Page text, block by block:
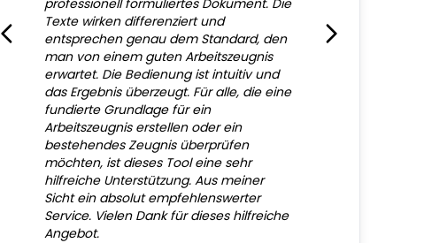
professionell formuliertes Dokument. Die
Texte wirken differenziert und
entsprechen genau dem Standard, den
man von einem guten Arbeitszeugnis
erwartet. Die Bedienung ist intuitiv und
das Ergebnis überzeugt. Für alle, die eine
fundierte Grundlage für ein
Arbeitszeugnis erstellen oder ein
bestehendes Zeugnis überprüfen
möchten, ist dieses Tool eine sehr
hilfreiche Unterstützung. Aus meiner
Sicht ein absolut empfehlenswerter
Service. Vielen Dank für dieses hilfreiche
Angebot.